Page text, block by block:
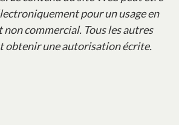
pour un usage en
non commercial. Tous les autres
obtenir une autorisation écrite.